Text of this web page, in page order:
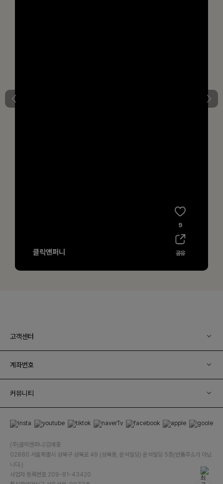
고객센터
계좌번호
커뮤니티
(주)클릭앤퍼니/김예중
02880 서울특별시 성북구 성북로 49 (성북동, 운석빌딩) 운석빌딩 5층(반품주소가 아닙
니다.)
사업자 등록번호 209-81-43420